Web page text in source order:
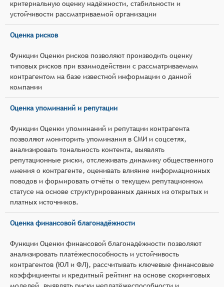
критериальную оценку надёжности, стабильности и
устойчивости рассматриваемой организации
Оценка рисков
Функции Оценки рисков позволяют производить оценку
типовых рисков при взаимодействии с рассматриваемым
контрагентом на базе известной информации о данной
компании
Оценка упоминаний и репутации
Функции Оценки упоминаний и репутации контрагента
позволяют мониторить упоминания в СМИ и соцсетях,
анализировать тональность контента, выявлять
репутационные риски, отслеживать динамику общественного
мнения о контрагенте, оценивать влияние информационных
поводов и формировать отчёты о текущем репутационном
статусе на основе структурированных данных из открытых и
платных источников.
Оценка финансовой благонадёжности
Функции Оценки финансовой благонадёжности позволяют
анализировать платёжеспособность и устойчивость
контрагентов (ЮЛ и ФЛ), рассчитывать ключевые финансовые
коэффициенты и кредитный рейтинг на основе скоринговых